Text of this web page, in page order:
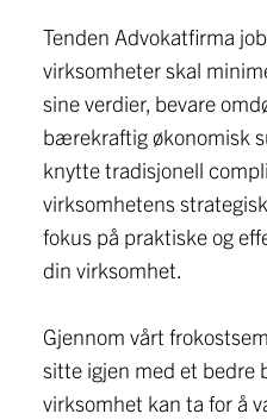
Tenden Advokatfirma
virksomheter skal
sine verdier, bevare
bærekraftig økonomisk
knytte tradisjonell
virksomhetens
fokus på praktiske og
din virksomhet.
Gjennom vårt
sitte igjen med et bedre
virksomhet kan ta for å